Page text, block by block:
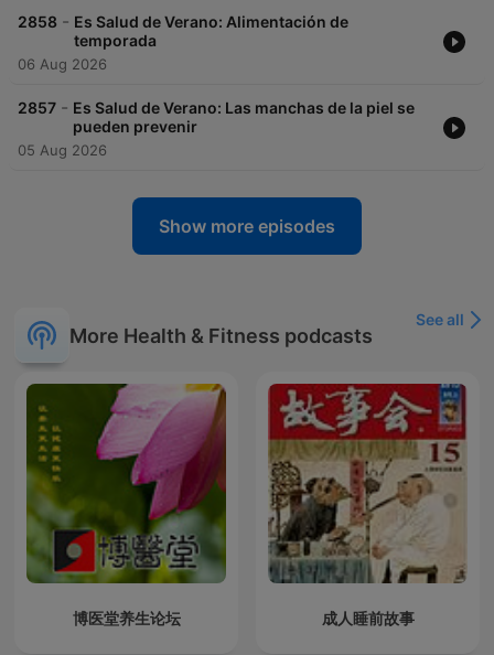
2858 - Es Salud de Verano: Alimentación de
temporada
06 Aug 2026
2857 - Es Salud de Verano: Las manchas de la piel se
pueden prevenir
05 Aug 2026
Show more episodes
More Health & Fitness podcasts
See all
博医堂养生论坛 成人睡前故事